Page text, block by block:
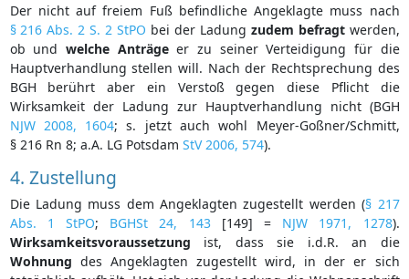
Der nicht auf freiem Fuß befindliche Angeklagte muss nach
§ 216 Abs. 2 S. 2 StPO bei der Ladung zudem befragtwerden,
ob und welche Anträgeer zu seiner Verteidigung für die
Hauptverhandlung stellen will. Nach der Rechtsprechung des
BGH berührt aber ein Verstoß gegen diese Pflicht die
Wirksamkeit der Ladung zur Hauptverhandlung nicht (BGH
NJW 2008, 1604; s. jetzt auch wohl Meyer-Goßner/Schmitt,
§ 216 Rn 8; a.A. LG Potsdam StV 2006, 574).
4. Zustellung
Die Ladung muss dem Angeklagten zugestellt werden (§ 217
Abs. 1 StPO; BGHSt 24, 143[149] = NJW 1971, 1278).
Wirksamkeitsvoraussetzung ist, dass sie i.d.R. an die
Wohnung des Angeklagten zugestellt wird, in der er sich